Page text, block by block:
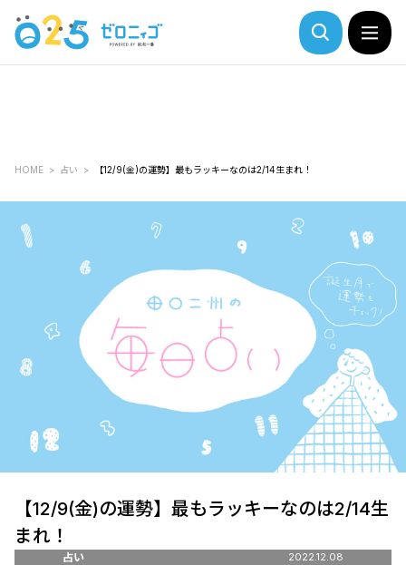
HOME 占い 【12/9(金)の運勢】最もラッキーなのは2/14生まれ！
【12/9(金)の運勢】最もラッキーなのは2/14生
まれ！
占い 2022.12.08